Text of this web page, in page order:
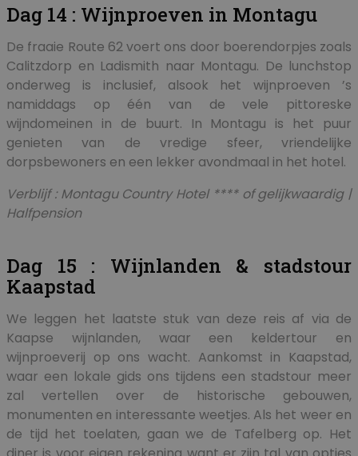
Dag 14 : Wijnproeven in Montagu
De fraaie Route 62 voert ons door boerendorpjes zoals
Calitzdorp en Ladismith naar Montagu. De lunchstop
onderweg is inclusief, alsook het wijnproeven ’s
namiddags op één van de vele pittoreske
wijndomeinen in de buurt. In Montagu is het puur
genieten van de vredige sfeer, vriendelijke
dorpsbewoners en een lekker avondmaal in het hotel.
Verblijf : Montagu Country Hotel **** of gelijkwaardig |
Halfpension
Dag 15 : Wijnlanden & stadstour
Kaapstad
We leggen het laatste stuk van deze reis af via de
Kaapse wijnlanden, waar een keldertour en
wijnproeverij op ons wacht. Aankomst in Kaapstad,
waar een lokale gids ons tijdens een stadstour meer
zal vertellen over de historische gebouwen,
monumenten en interessante weetjes. Als het weer en
de tijd het toelaten, gaan we de Tafelberg op. Het